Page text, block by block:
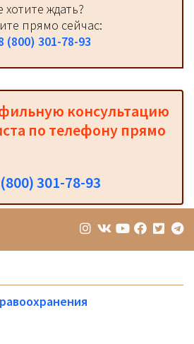
хотите ждать?
прямо сейчас:
(800) 301-78-93
консультацию
по телефону прямо
301-78-93